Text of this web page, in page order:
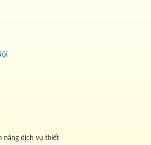
năng dịch vụ thiết